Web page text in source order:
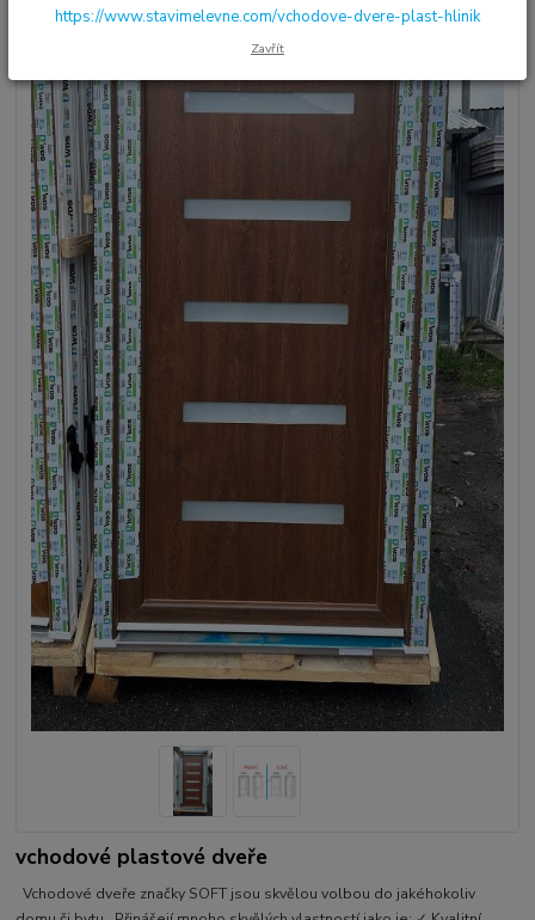
vchodové plastové dveře
Vchodové dveře značky SOFT jsou skvělou volbou do jakéhokoliv
https://www.stavimelevne.com/vchodove-dvere-plast-hlinik
Zavřít